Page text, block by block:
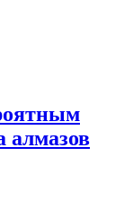
алмазов